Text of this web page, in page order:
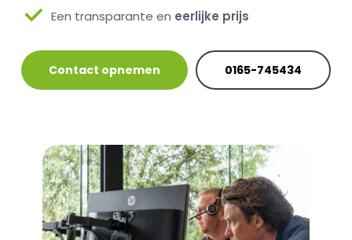
Een transparante en eerlijke prijs
Contact opnemen 0165-745434